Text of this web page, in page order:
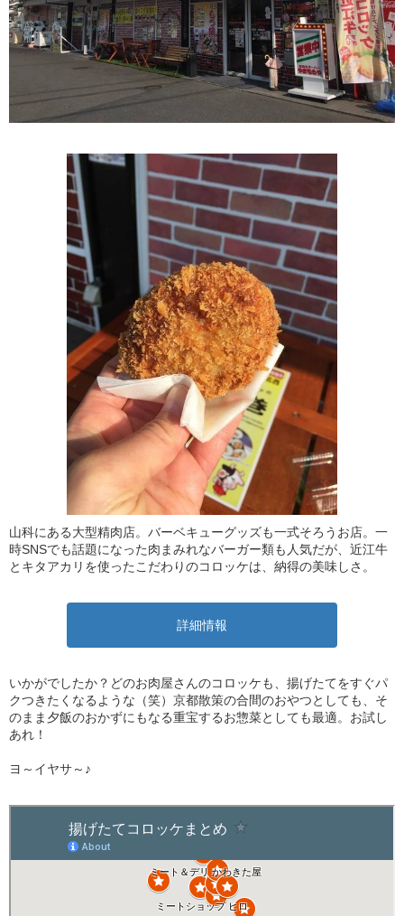
山科にある大型精肉店。バーベキューグッズも一式そろうお店。一
時SNSでも話題になった肉まみれなバーガー類も人気だが、近江牛
とキタアカリを使ったこだわりのコロッケは、納得の美味しさ。
詳細情報
いかがでしたか？どのお肉屋さんのコロッケも、揚げたてをすぐパ
クつきたくなるような（笑）京都散策の合間のおやつとしても、そ
のまま夕飯のおかずにもなる重宝するお惣菜としても最適。お試し
あれ！
ヨ～イヤサ～♪